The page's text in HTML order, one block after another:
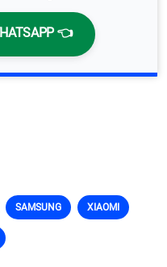
👈
SAMSUNG XIAOMI